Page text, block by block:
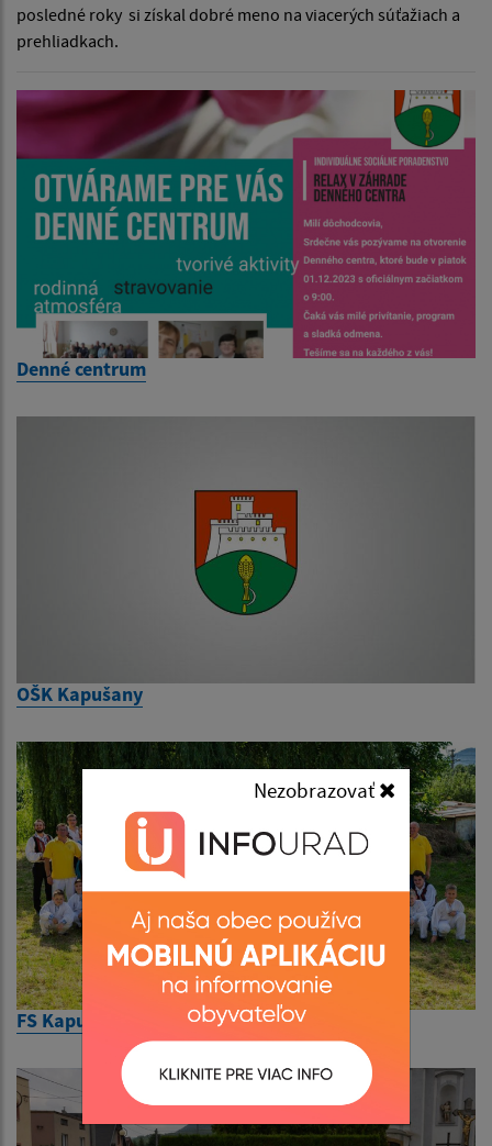
Nezobrazovať
posledné roky si získal dobré meno na viacerých súťažiach a
prehliadkach.
Denné centrum
OŠK Kapušany
FS Kapušančan